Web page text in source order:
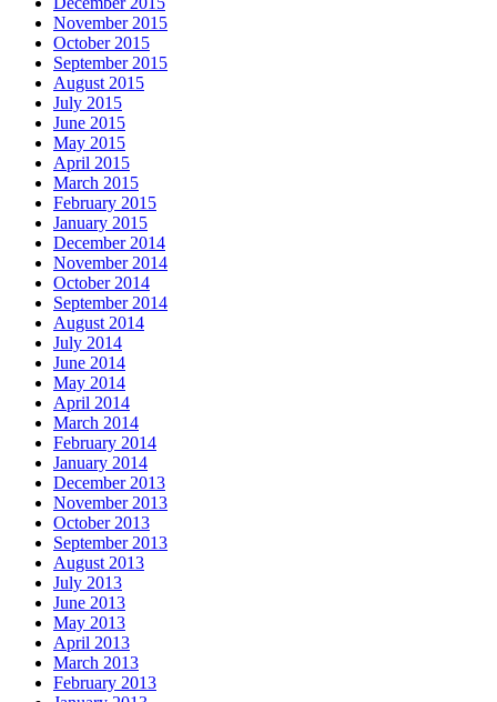
November 2015
October 2015
September 2015
August 2015
July 2015
June 2015
May 2015
April 2015
March 2015
February 2015
January 2015
December 2014
November 2014
October 2014
September 2014
August 2014
July 2014
June 2014
May 2014
April 2014
March 2014
February 2014
January 2014
December 2013
November 2013
October 2013
September 2013
August 2013
July 2013
June 2013
May 2013
April 2013
March 2013
February 2013